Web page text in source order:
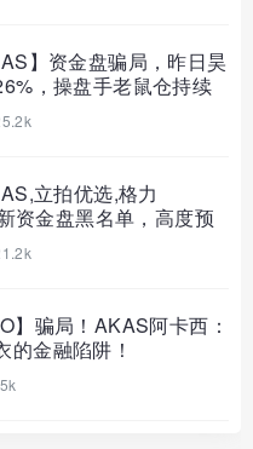
】资金盘骗局，昨日昊
，操盘手老鼠仓持续
立拍优选,格力
资金盘黑名单，高度预
】骗局！AKAS阿卡西：
的金融陷阱！